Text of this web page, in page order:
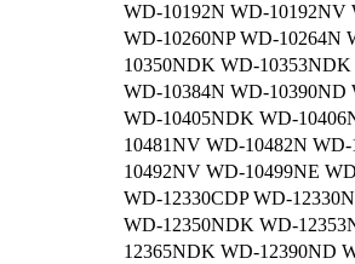
WD-10192N WD-10192NV
WD-10260NP WD-10264N
10350NDK WD-
WD-10384N WD-
WD-10405NDK WD-
10481NV WD-10482N
10492NV WD-10499NE
WD-12330CDP WD-
WD-12350NDK WD-
12365NDK WD-12390ND